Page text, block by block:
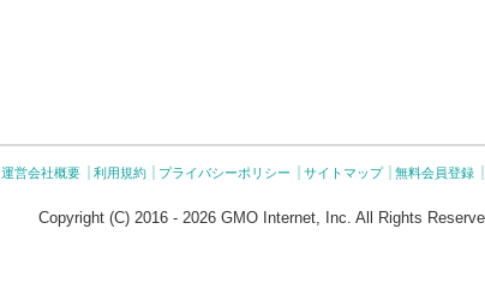
運営会社概要 利用規約 プライバシーポリシー サイトマップ 無料会員登録
Copyright (C) 2016 - 2026 GMO Internet, Inc. All Rights